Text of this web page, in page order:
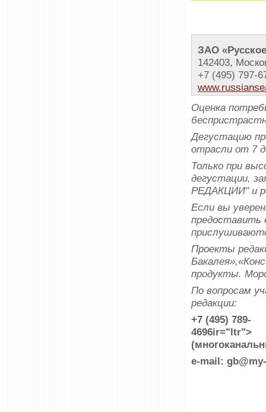
ЗАО
142403,
+7 (495) 797-
Оценка
Дегустацию
отрасли от 7
Только при
дегустации,
РЕДАКЦИИ" и
Если вы
предоставить
Проекты
продукты.
По вопросам
редакции:
+7 (495) 789-
4696ir="ltr">
e-mail: